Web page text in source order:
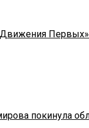
Движения
покинула